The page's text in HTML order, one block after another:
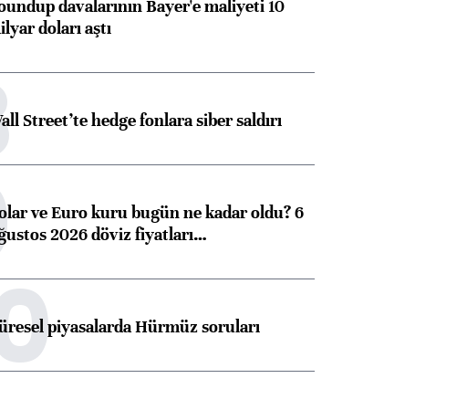
davalarının Bayer'e maliyeti 10
doları aştı
Street’te hedge fonlara siber saldırı
ve Euro kuru bugün ne kadar oldu? 6
2026 döviz fiyatları…
piyasalarda Hürmüz soruları